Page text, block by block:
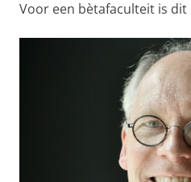
Voor een bètafaculteit is dit